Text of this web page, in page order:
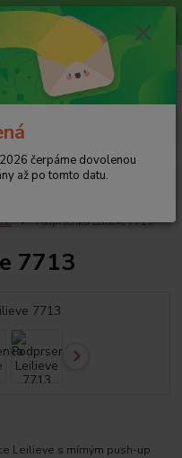
čerpáme dovolenou
až po tomto datu.
Podprsenka Leilieve 7713
7713
Leilieve s mírným push-up
čerpáme dovolenou
až po tomto datu.